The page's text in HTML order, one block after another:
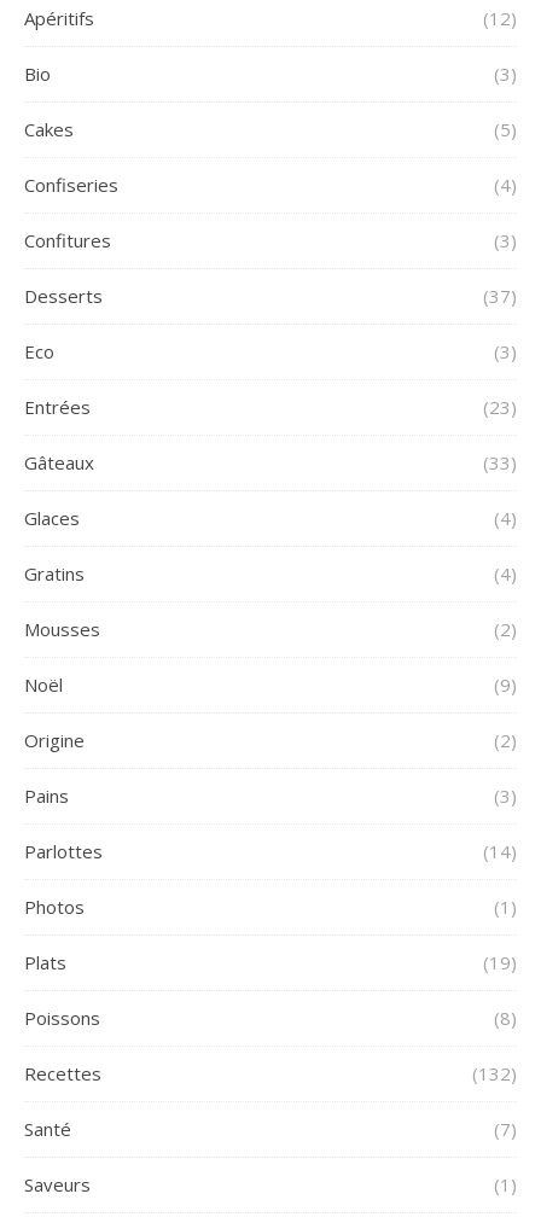
Apéritifs (12)
Bio (3)
Cakes (5)
Confiseries (4)
Confitures (3)
Desserts (37)
Eco (3)
Entrées (23)
Gâteaux (33)
Glaces (4)
Gratins (4)
Mousses (2)
Noël (9)
Origine (2)
Pains (3)
Parlottes (14)
Photos (1)
Plats (19)
Poissons (8)
Recettes (132)
Santé (7)
Saveurs (1)